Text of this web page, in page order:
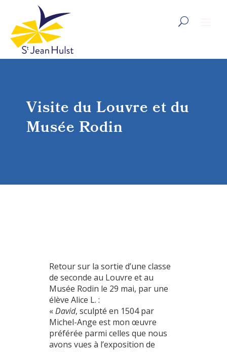
Visite du Louvre et du
Musée Rodin
Retour sur la sortie d’une classe
de seconde au Louvre et au
Musée Rodin le 29 mai, par une
élève Alice L. :
«David, sculpté en 1504 par
Michel-Ange est mon œuvre
préférée parmi celles que nous
avons vues à l’exposition de